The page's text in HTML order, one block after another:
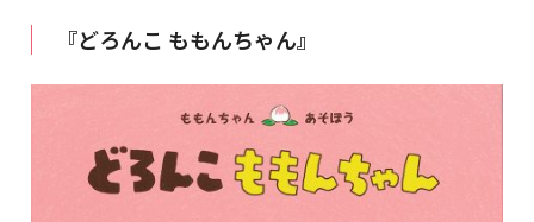
『どろんこ ももんちゃん』